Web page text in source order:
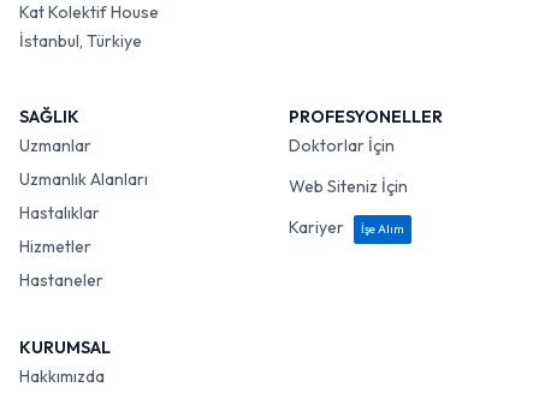
Kat Kolektif House
İstanbul, Türkiye
SAĞLIK
Uzmanlar
Uzmanlık Alanları
Hastalıklar
Hizmetler
Hastaneler
PROFESYONELLER
Doktorlar İçin
Web Siteniz İçin
Kariyer
İşe Alım
KURUMSAL
Hakkımızda